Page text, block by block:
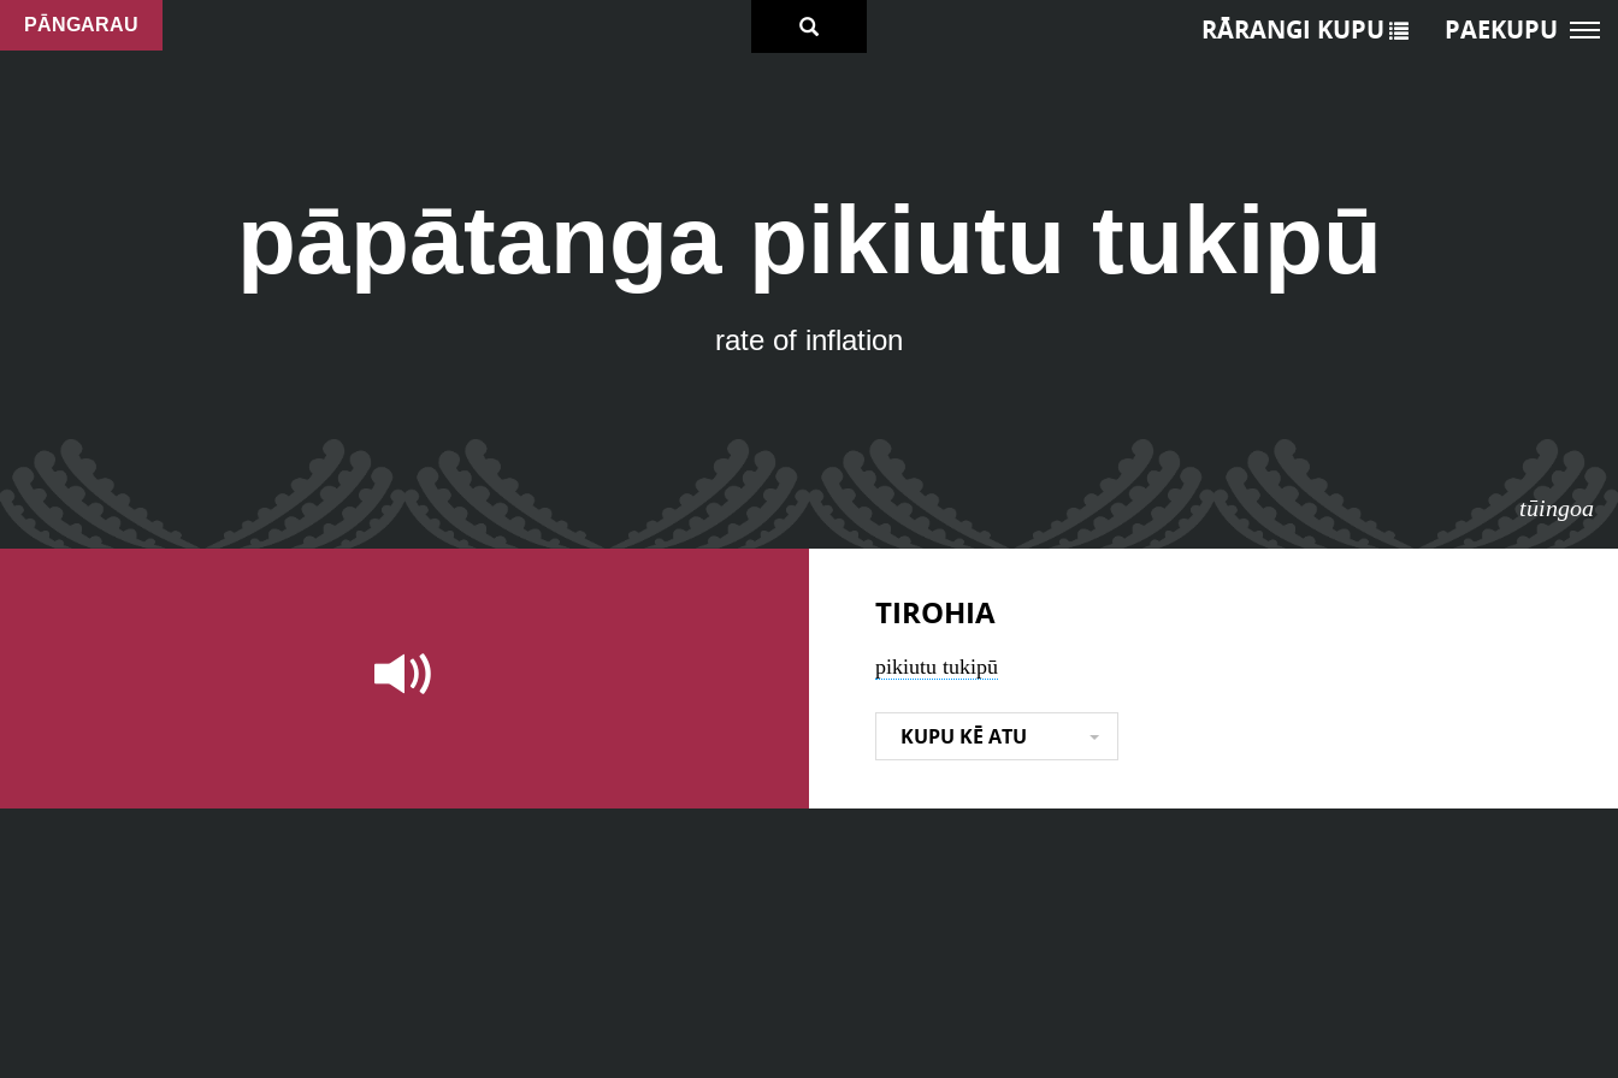
PĀNGARAU
pāpātanga pikiutu tukipū
rate of inflation
tūingoa
RĀRANGI KUPU PAEKUPU
TIROHIA
pikiutu tukipū
KUPU KĒ ATU